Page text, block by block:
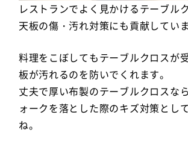
レストランでよく見かけるテーブル
天板の傷・汚れ対策にも貢献していま
料理をこぼしてもテーブルクロスが
板が汚れるのを防いでくれます。
丈夫で厚い布製のテーブルクロスな
ォークを落とした際のキズ対策とし
ね。